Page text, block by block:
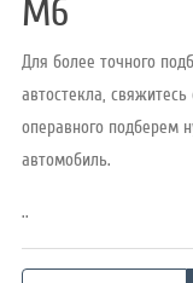
Режим
M6
Для более точного
автостекла,
операвного подберем
автомобиль.
..